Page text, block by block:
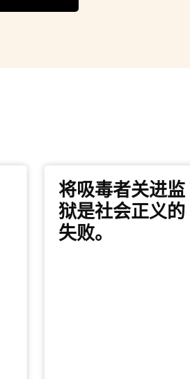
将吸毒者关进监
狱是社会正义的
失败。